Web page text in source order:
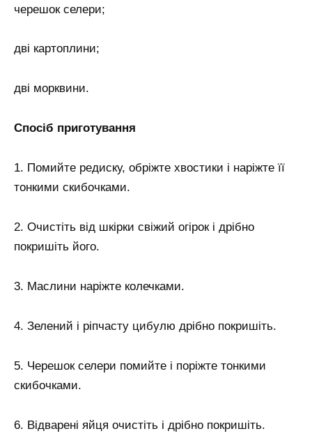
черешок селери;
дві картоплини;
дві морквини.
Спосіб приготування
1. Помийте редиску, обріжте хвостики і наріжте її
тонкими скибочками.
2. Очистіть від шкірки свіжий огірок і дрібно
покришіть його.
3. Маслини наріжте колечками.
4. Зелений і ріпчасту цибулю дрібно покришіть.
5. Черешок селери помийте і поріжте тонкими
скибочками.
6. Відварені яйця очистіть і дрібно покришіть.